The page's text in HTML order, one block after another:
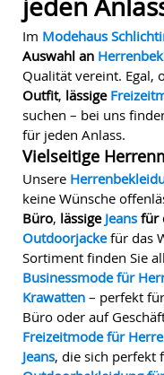
Im Modehaus
Auswahl an
Qualität vereint. Egal,
Outfit, lässige
suchen – bei uns
für jeden Anlass.
Vielseitige
Unsere
keine Wünsche
Büro, lässige Jeans für
Outdoorjackefür das
Sortiment finden Sie
Businessmode für
Krawatten – perfekt
Büro oder auf
Freizeitmode für
Jeans, die sich perfekt